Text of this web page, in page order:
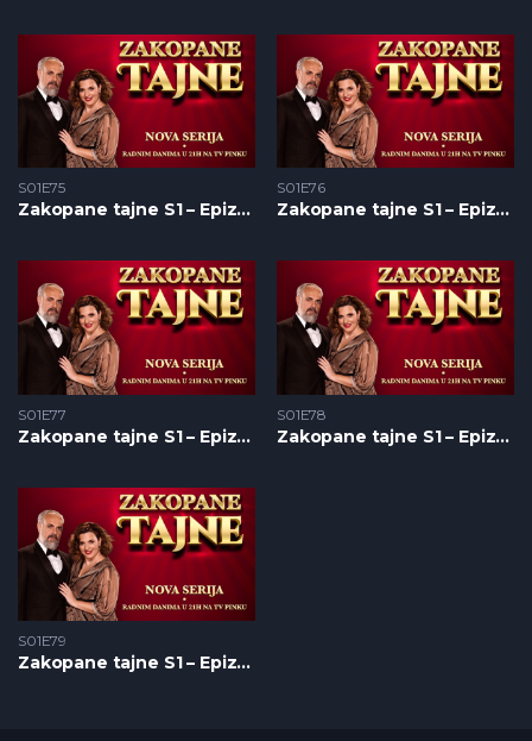
S01E75
Zakopane tajne S1 – Epizoda 75
S01E76
Zakopane tajne S1 – Epizoda 76
S01E77
Zakopane tajne S1 – Epizoda 77
S01E78
Zakopane tajne S1 – Epizoda 78
S01E79
Zakopane tajne S1 – Epizoda 79